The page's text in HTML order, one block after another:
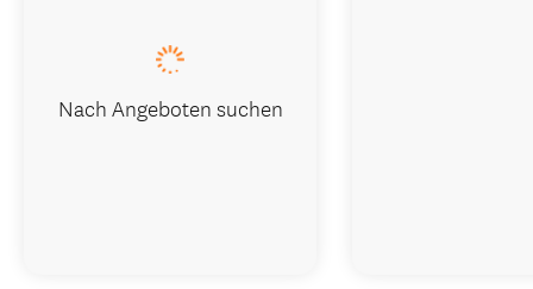
Nach Angeboten suchen